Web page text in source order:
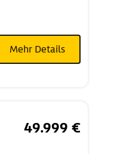
Mehr Details
49.999 €